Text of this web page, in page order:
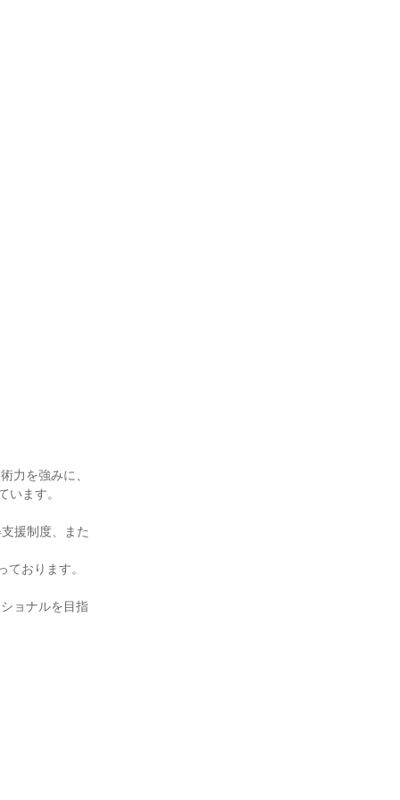
力を強みに、
います。
援制度、また
おります。
ョナルを目指